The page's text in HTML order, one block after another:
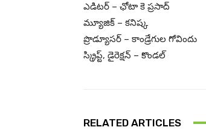
ఎడిటర్ – ఛోటా కె ప్రసాద్
మ్యూజిక్ – కనిష్క
ప్రొడ్యూసర్ – కాండ్రేగుల గోవిందు
స్క్రిప్ట్, డైరెక్షన్ – కొండల్
RELATED ARTICLES